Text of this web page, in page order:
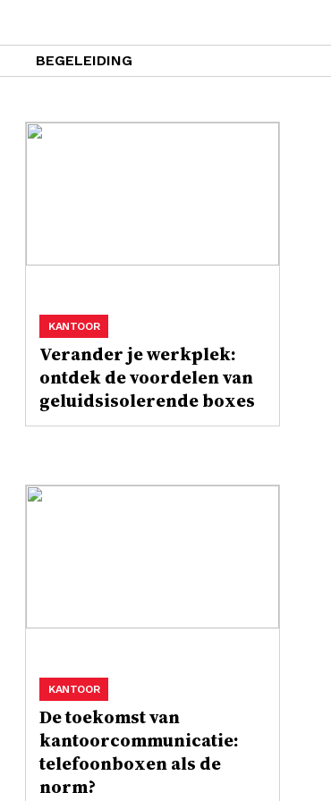
BEGELEIDING
Verander je werkplek:
ontdek de voordelen van
geluidsisolerende boxes
KANTOOR
De toekomst van
kantoorcommunicatie:
telefoonboxen als de
norm?
KANTOOR